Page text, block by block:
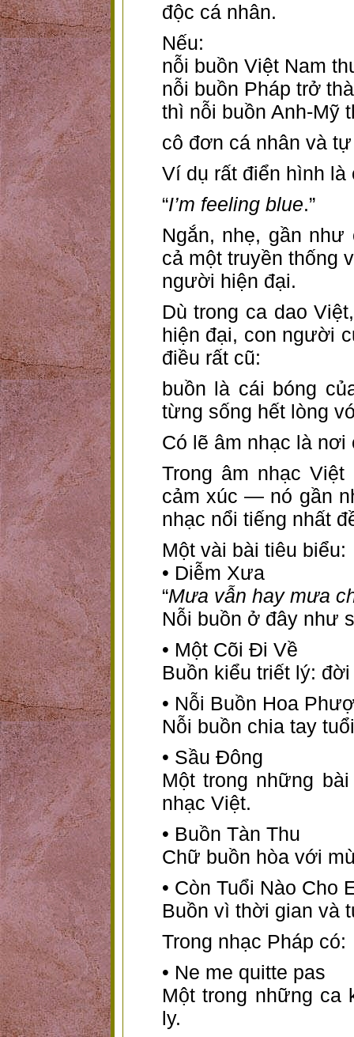
độc cá nhân.
Nếu:
nỗi buồn Việt Nam
nỗi buồn Pháp trở
thì nỗi buồn Anh-Mỹ
cô đơn cá nhân và
Ví dụ rất điển hình là
“I’m feeling blue.”
Ngắn, nhẹ, gần
cả một truyền thống
người hiện đại.
Dù trong ca dao
hiện đại, con người
điều rất cũ:
buồn là cái bóng
từng sống hết lòng
Có lẽ âm nhạc là
Trong âm nhạc
cảm xúc — nó gần
nhạc nổi tiếng nhất
Một vài bài tiêu biểu:
• Diễm Xưa
“Mưa vẫn hay mưa
Nỗi buồn ở đây như
• Một Cõi Đi Về
Buồn kiểu triết lý:
• Nỗi Buồn Hoa
Nỗi buồn chia tay
• Sầu Đông
Một trong những
nhạc Việt.
• Buồn Tàn Thu
Chữ buồn hòa với
• Còn Tuổi Nào Cho
Buồn vì thời gian và
Trong nhạc Pháp có:
• Ne me quitte pas
Một trong những ca
ly.